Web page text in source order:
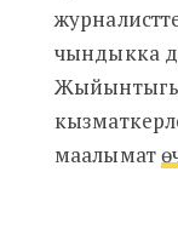
чындыкка
маалымат